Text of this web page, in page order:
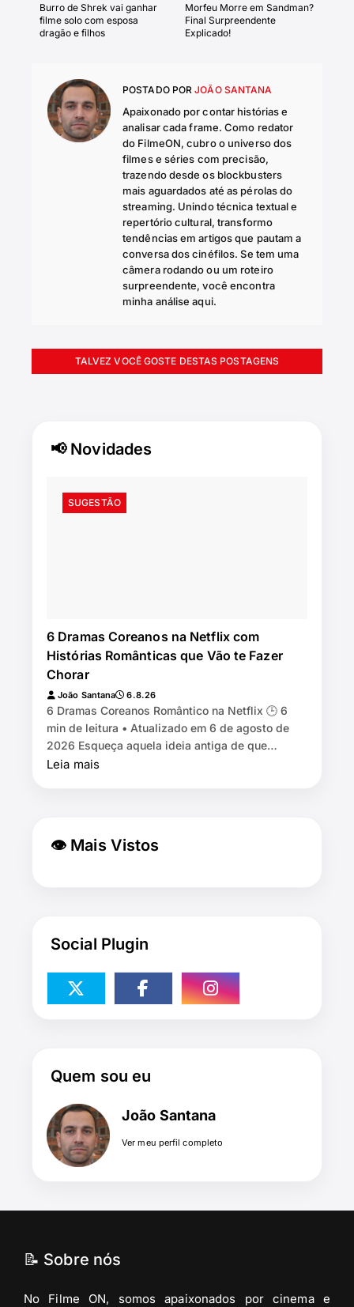
Morfeu Morre em Sandman?
Final Surpreendente
Explicado!
Burro de Shrek vai ganhar
filme solo com esposa
dragão e filhos
POSTADO POR JOÃO SANTANA
Apaixonado por contar histórias e
analisar cada frame. Como redator
do FilmeON, cubro o universo dos
filmes e séries com precisão,
trazendo desde os blockbusters
mais aguardados até as pérolas do
streaming. Unindo técnica textual e
repertório cultural, transformo
tendências em artigos que pautam a
conversa dos cinéfilos. Se tem uma
câmera rodando ou um roteiro
surpreendente, você encontra
minha análise aqui.
TALVEZ VOCÊ GOSTE DESTAS POSTAGENS
📢 Novidades
SUGESTÃO
6 Dramas Coreanos na Netflix com
Histórias Românticas que Vão te Fazer
Chorar
João Santana 6.8.26
6 Dramas Coreanos Romântico na Netflix 🕒 6
min de leitura • Atualizado em 6 de agosto de
2026 Esqueça aquela ideia antiga de que
dorama é só menino rico encontra menina pobre,
Leia mais
👁 Mais Vistos
Social Plugin
Quem sou eu
João Santana
Ver meu perfil completo
📝 Sobre nós
No Filme ON, somos apaixonados por cinema e